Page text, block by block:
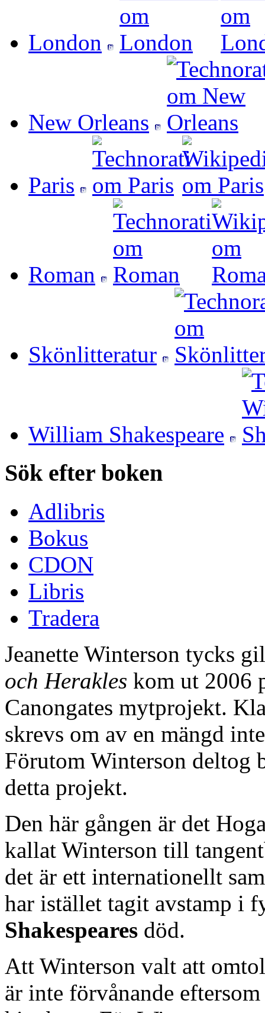
London
New Orleans
Paris
Roman
Skönlitteratur
William Shakespeare
Sök efter boken
Adlibris
Bokus
CDON
Libris
Tradera
Jeanette Winterson tycks
och Herakles kom ut 2006
Canongates mytprojekt.
skrevs om av en mängd
Förutom Winterson deltog
detta projekt.
Den här gången är det
kallat Winterson till
det är ett internationellt
har istället tagit avstamp i
Shakespeares död.
Att Winterson valt att
är inte förvånande